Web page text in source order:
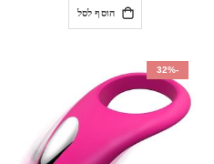
הוסף לסל
-32%